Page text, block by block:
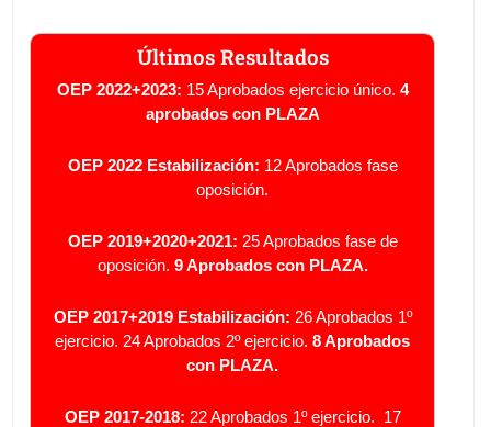
Últimos Resultados
OEP 2022+2023: 15 Aprobados ejercicio único. 4
aprobados con PLAZA
OEP 2022 Estabilización: 12 Aprobados fase
oposición.
OEP 2019+2020+2021: 25 Aprobados fase de
oposición. 9 Aprobados con PLAZA.
OEP 2017+2019 Estabilización: 26 Aprobados 1º
ejercicio. 24 Aprobados 2º ejercicio.8 Aprobados
con PLAZA.
OEP 2017-2018: 22 Aprobados 1º ejercicio. 17